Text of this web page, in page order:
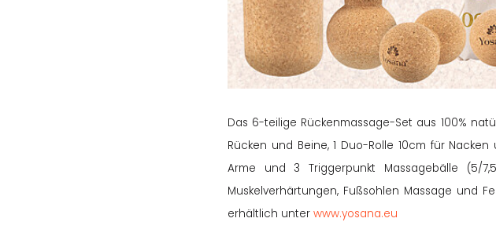
Das 6-teilige Rückenmassage-Set aus 100%
Rücken und Beine, 1 Duo-Rolle 10cm für
Arme und 3 Triggerpunkt Massagebälle (5/
Muskelverhärtungen, Fußsohlen Massage und
erhältlich unter www.yosana.eu